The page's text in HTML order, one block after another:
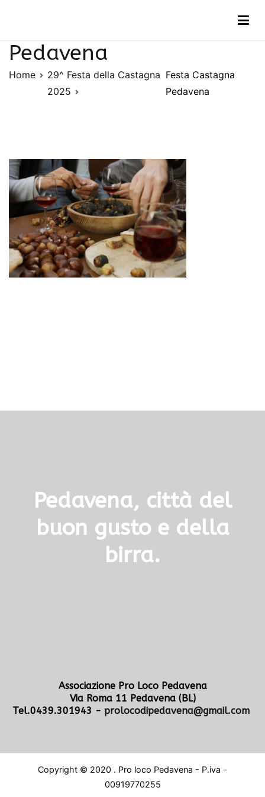
Pedavena
Home
29^ Festa della Castagna
2025
Festa Castagna
Pedavena
Pedavena, città del
buon gusto e della
birra.
Associazione Pro Loco Pedavena
Via Roma 11 Pedavena (BL)
Tel.0439.301943 - prolocodipedavena@gmail.com
Copyright © 2020 . Pro loco Pedavena - P.iva -
00919770255